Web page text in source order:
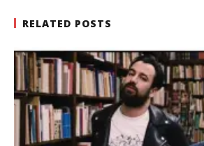
RELATED POSTS